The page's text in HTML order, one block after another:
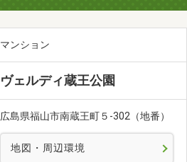
マンション
ヴェルディ蔵王公園
広島県福山市南蔵王町５-302（地番）
地図・周辺環境